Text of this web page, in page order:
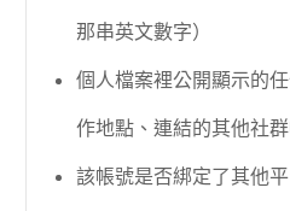
那串英文數字）
個人檔案裡公開顯示的
作地點、連結的其他社群
該帳號是否綁定了其他